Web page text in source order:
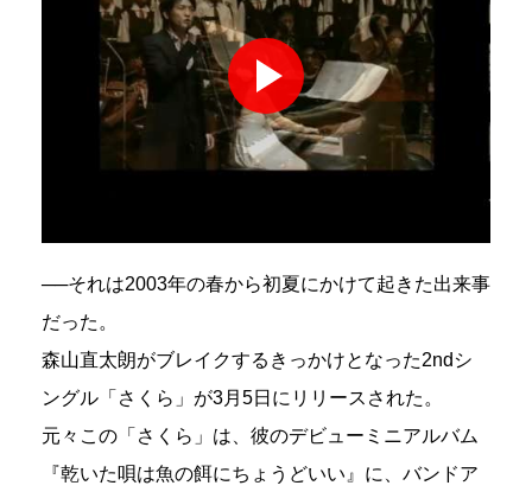
──それは2003年の春から初夏にかけて起きた出来事
だった。
森山直太朗がブレイクするきっかけとなった2ndシ
ングル「さくら」が3月5日にリリースされた。
元々この「さくら」は、彼のデビューミニアルバム
『乾いた唄は魚の餌にちょうどいい』に、バンドア